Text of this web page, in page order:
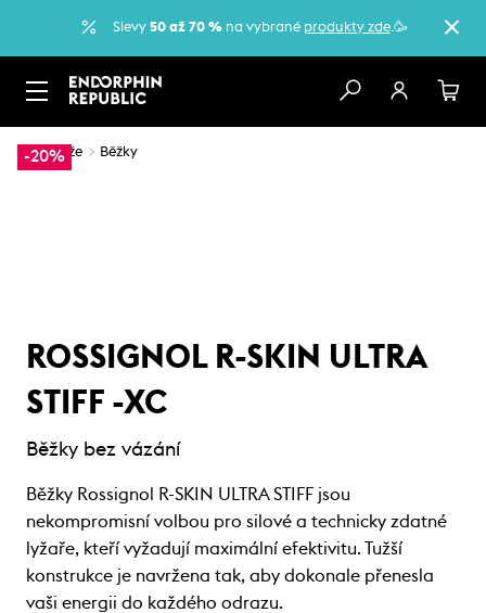
Slevy 50 až 70 % na vybrané produkty zde.🥳
-20%
… Lyže Běžky
ROSSIGNOL R-SKIN ULTRA
STIFF -XC
Běžky bez vázání
Běžky Rossignol R-SKIN ULTRA STIFF jsou
nekompromisní volbou pro silové a technicky zdatné
lyžaře, kteří vyžadují maximální efektivitu. Tužší
konstrukce je navržena tak, aby dokonale přenesla
vaši energii do každého odrazu.